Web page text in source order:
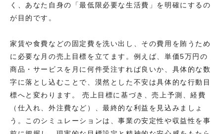
く、あなた自身の「最低限必要な生活費」を明確にするの
が目的です。
家賃や食費などの固定費を洗い出し、その費用を賄うため
に必要な月の売上目標を立てます。例えば、単価5万円の
商品・サービスを月に何件受注すれば良いか、具体的な数
字に落とし込むことで、漠然とした不安は具体的な行動目
標へと変わります。 売上目標に基づき、売上予測、経費
（仕入れ、外注費など）、最終的な利益を見込みましょ
う。このシミュレーションは、事業の安定性や収益性を事